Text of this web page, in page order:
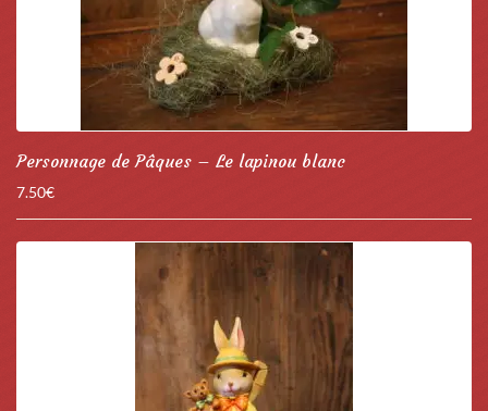
Personnage de Pâques – Le lapinou blanc
7.50€